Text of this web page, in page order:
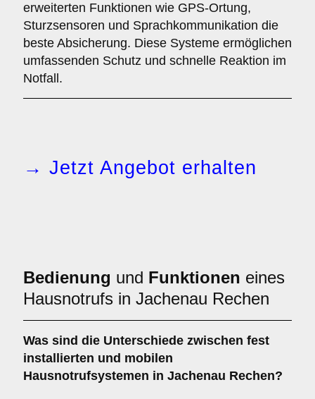
erweiterten Funktionen wie GPS-Ortung,
Sturzsensoren und Sprachkommunikation die
beste Absicherung. Diese Systeme ermöglichen
umfassenden Schutz und schnelle Reaktion im
Notfall.
→ Jetzt Angebot erhalten
Bedienung und Funktionen eines
Hausnotrufs in Jachenau Rechen
Was sind die Unterschiede zwischen fest
installierten und mobilen
Hausnotrufsystemen in Jachenau Rechen?